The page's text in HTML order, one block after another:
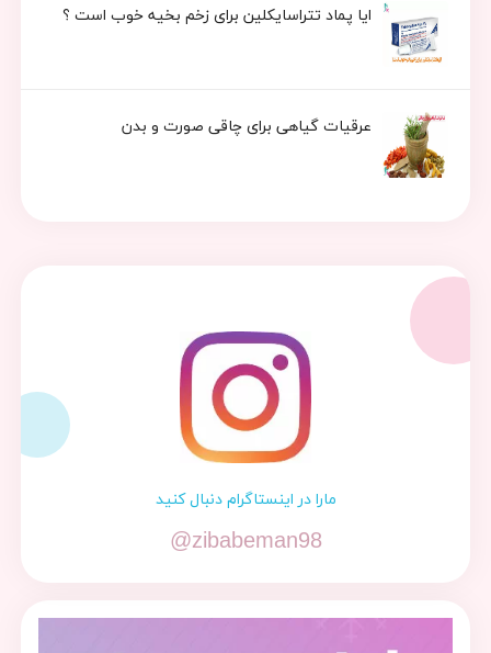
ایا پماد تتراسایکلین برای زخم بخیه خوب است ؟
عرقیات گیاهی برای چاقی صورت و بدن
مارا در اینستاگرام دنبال کنید
@zibabeman98